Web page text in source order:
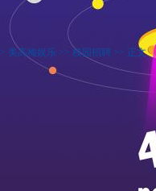
> 美高梅娱乐 >> 校园招聘 >> 正文